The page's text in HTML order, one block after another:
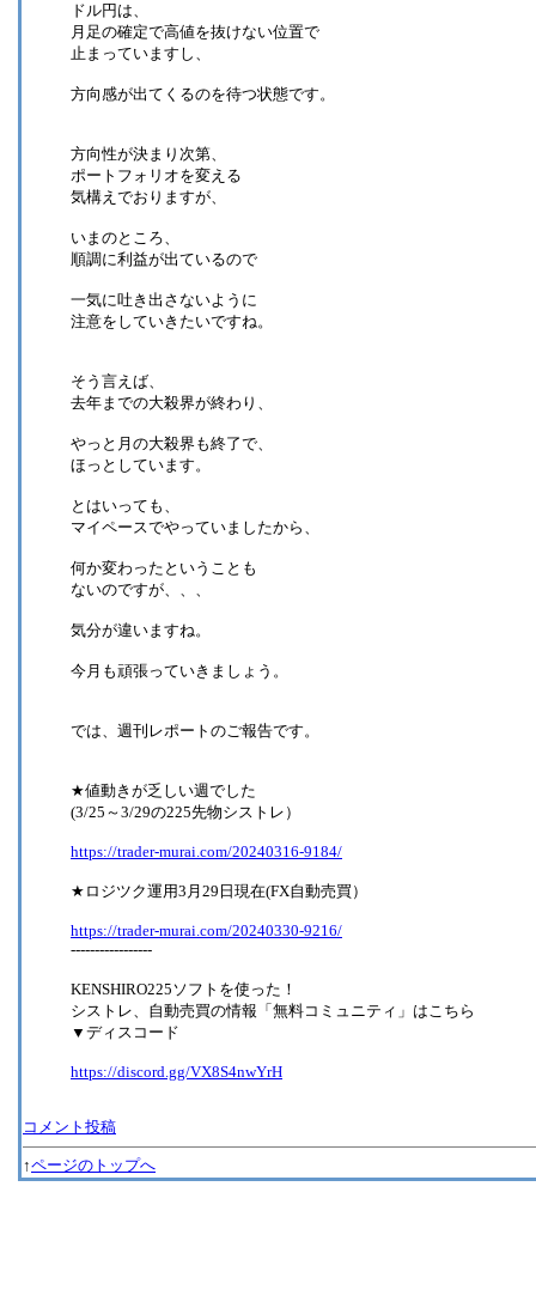
ドル円は、
月足の確定で高値を抜けない位置で
止まっていますし、
方向感が出てくるのを待つ状態です。
方向性が決まり次第、
ポートフォリオを変える
気構えでおりますが、
いまのところ、
順調に利益が出ているので
一気に吐き出さないように
注意をしていきたいですね。
そう言えば、
去年までの大殺界が終わり、
やっと月の大殺界も終了で、
ほっとしています。
とはいっても、
マイペースでやっていましたから、
何か変わったということも
ないのですが、、、
気分が違いますね。
今月も頑張っていきましょう。
では、週刊レポートのご報告です。
★値動きが乏しい週でした
(3/25～3/29の225先物シストレ）
https://trader-murai.com/20240316-9184/
★ロジツク運用3月29日現在(FX自動売買）
https://trader-murai.com/20240330-9216/
-----------------
KENSHIRO225ソフトを使った！
シストレ、自動売買の情報「無料コミュニティ」はこちら
▼ディスコード
https://discord.gg/VX8S4nwYrH
コメント投稿
↑ページのトップへ